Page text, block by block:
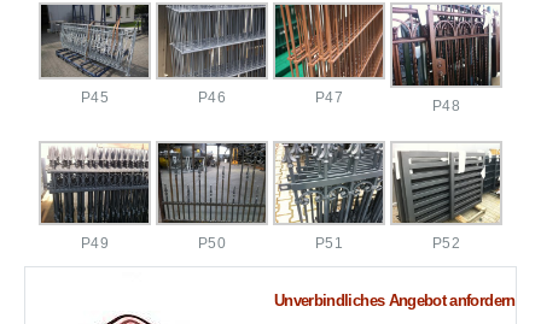
P45 P46 P47
P48
P49 P50 P51 P52
Unverbindliches Angebot anfordern